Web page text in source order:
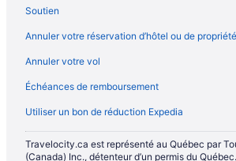
Soutien
Annuler votre réservation d’hôtel ou de
Annuler votre vol
Échéances de remboursement
Utiliser un bon de réduction Expedia
Travelocity.ca est représenté au Québec par
(Canada) Inc., détenteur d’un permis du Québec.